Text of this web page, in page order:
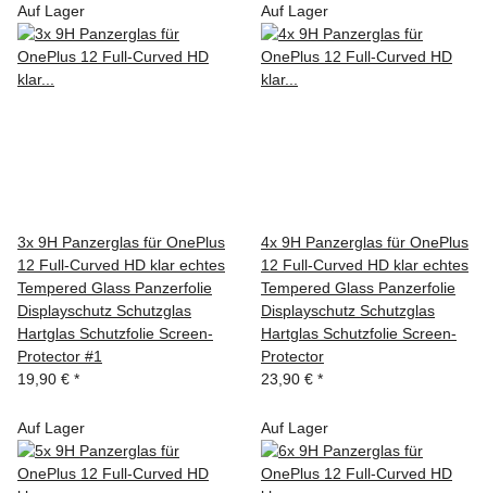
Auf Lager
3x 9H Panzerglas für OnePlus
12 Full-Curved HD klar echtes
Tempered Glass Panzerfolie
Displayschutz Schutzglas
Hartglas Schutzfolie Screen-
Protector #1
19,90 € *
Auf Lager
4x 9H Panzerglas für OnePlus
12 Full-Curved HD klar echtes
Tempered Glass Panzerfolie
Displayschutz Schutzglas
Hartglas Schutzfolie Screen-
Protector
23,90 € *
Auf Lager Auf Lager